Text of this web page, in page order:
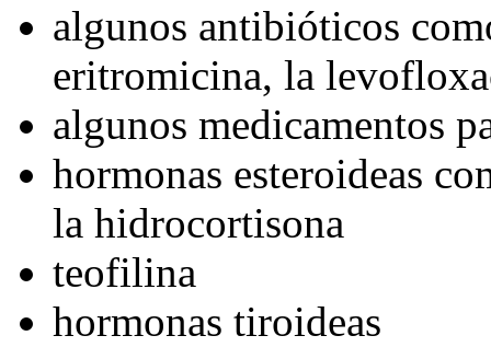
algunos antibióticos
eritromicina, la
algunos medicamentos
hormonas esteroideas
la hidrocortisona
teofilina
hormonas tiroideas